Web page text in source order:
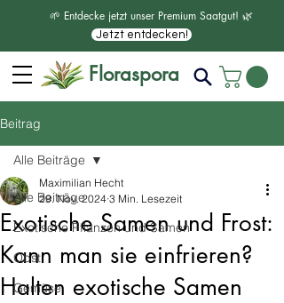
🌱 Entdecke jetzt unser Premium Saatgut! 🌿
Jetzt entdecken!
Floraspora
Beitrag
Alle Beiträge
Exotische Pflanzen und Samen
Obst
Gemüse
Alle Beiträge
Exotische Samen und Frost:
Kann man sie einfrieren?
Halten exotische Samen
Maximilian Hecht
29. Nov. 2024 3 Min. Lesezeit